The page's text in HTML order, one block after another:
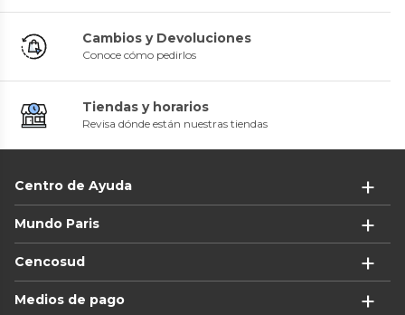
Cambios y Devoluciones
Conoce cómo pedirlos
Tiendas y horarios
Revisa dónde están nuestras tiendas
Centro de Ayuda
Mundo Paris
Cencosud
Medios de pago